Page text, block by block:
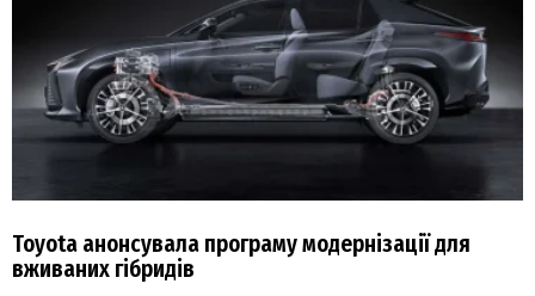
Toyota анонсувала програму модернізації для
вживаних гібридів